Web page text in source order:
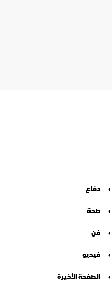
دفاع
صحة
فن
فيديو
الصفحة الأخيرة